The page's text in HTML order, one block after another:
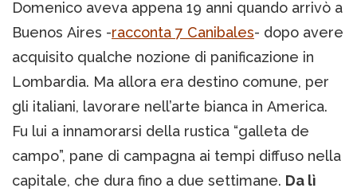
Domenico aveva appena 19 anni quando arrivò a
Buenos Aires -racconta 7 Canibales- dopo avere
acquisito qualche nozione di panificazione in
Lombardia. Ma allora era destino comune, per
gli italiani, lavorare nell’arte bianca in America.
Fu lui a innamorarsi della rustica “galleta de
campo”, pane di campagna ai tempi diffuso nella
capitale, che dura fino a due settimane. Da lì